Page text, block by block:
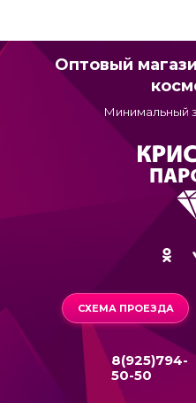
Оптовый
Минимальный
СХЕМА ПРОЕЗДА
8(925)794-
50-50